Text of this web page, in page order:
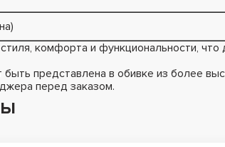
комфорта и функциональности, что
представлена в обивке из более
перед заказом.